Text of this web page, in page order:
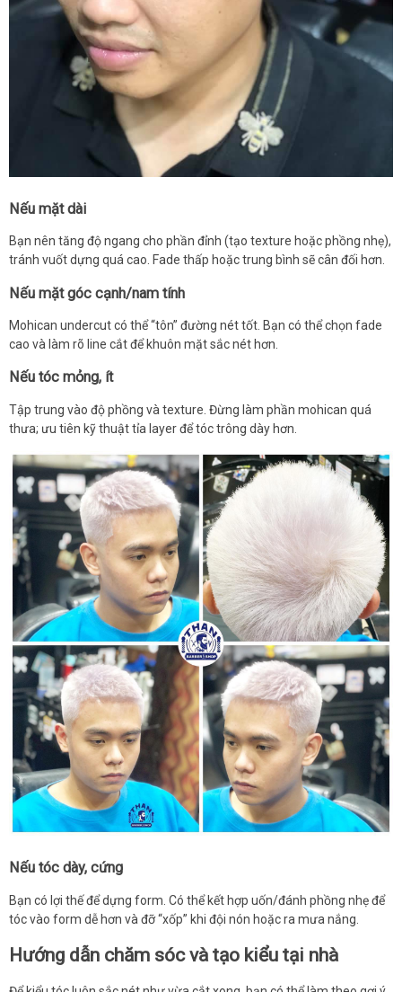
Nếu mặt dài
Bạn nên tăng độ ngang cho phần đỉnh (tạo texture hoặc phồng nhẹ),
tránh vuốt dựng quá cao. Fade thấp hoặc trung bình sẽ cân đối hơn.
Nếu mặt góc cạnh/nam tính
Mohican undercut có thể “tôn” đường nét tốt. Bạn có thể chọn fade
cao và làm rõ line cắt để khuôn mặt sắc nét hơn.
Nếu tóc mỏng, ít
Tập trung vào độ phồng và texture. Đừng làm phần mohican quá
thưa; ưu tiên kỹ thuật tỉa layer để tóc trông dày hơn.
Nếu tóc dày, cứng
Bạn có lợi thế để dựng form. Có thể kết hợp uốn/đánh phồng nhẹ để
tóc vào form dễ hơn và đỡ “xốp” khi đội nón hoặc ra mưa nắng.
Hướng dẫn chăm sóc và tạo kiểu tại nhà